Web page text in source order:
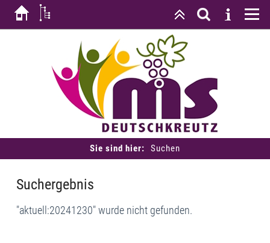
Sie sind hier: Suchen
Suchergebnis
"aktuell:20241230" wurde nicht gefunden.